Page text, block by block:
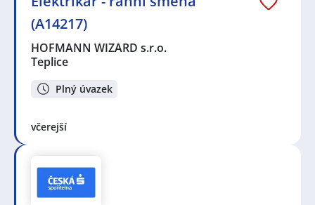
(A14217)
HOFMANN WIZARD s.r.o.
Teplice
Plný úvazek
včerejší